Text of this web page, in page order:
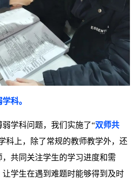
科。
学科问题，我们实施了“双师共
科上，除了常规的教师教学外，还
共同关注学生的学习进度和需
学生在遇到难题时能够得到及时